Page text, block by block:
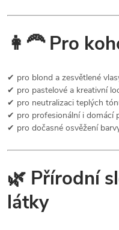
👩‍🦰 Pro
✔ pro blond a zesvětlené
✔ pro pastelové a kreativní
✔ pro neutralizaci teplých
✔ pro profesionální i domácí
✔ pro dočasné osvěžení
🌿 Přírodní
látky